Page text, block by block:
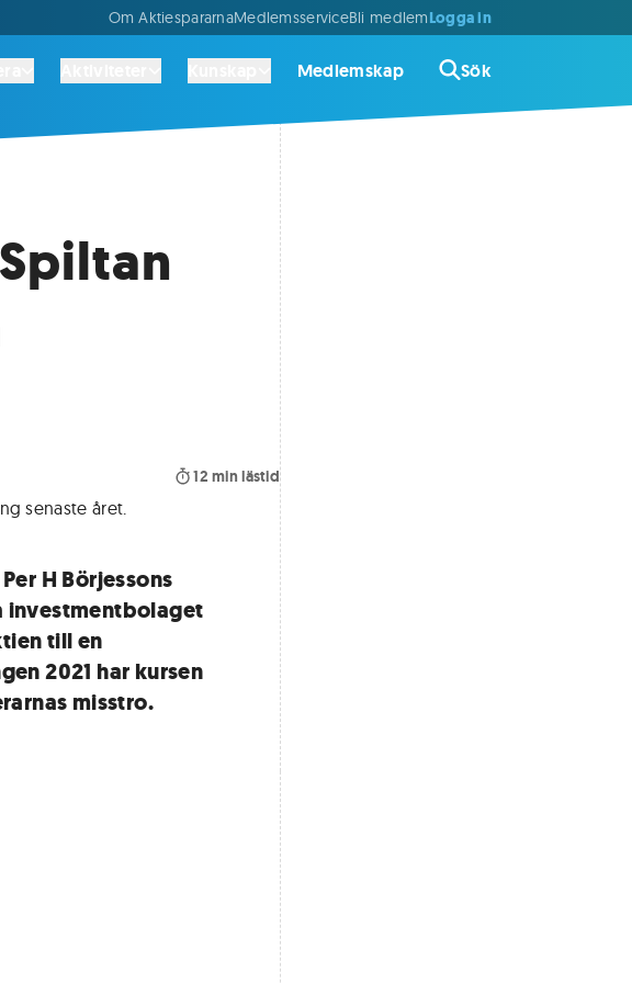
Om AktiespararnaMedlemsserviceBli medlemLogga in
Medlemskap Sök
12 min lästid
senaste året.
H Börjessons
investmentbolaget
till en
2021 har kursen
misstro.